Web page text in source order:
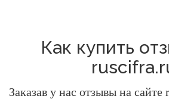
Как купить
Заказав у нас отзывы на